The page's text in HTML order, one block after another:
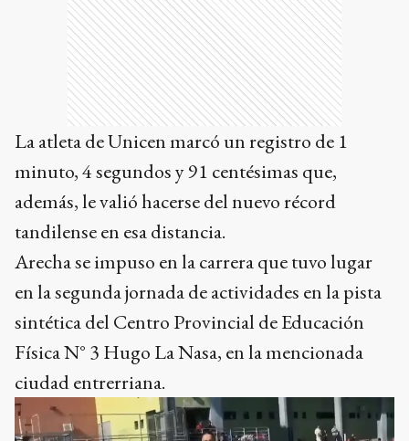
La atleta de Unicen marcó un registro de 1
minuto, 4 segundos y 91 centésimas que,
además, le valió hacerse del nuevo récord
tandilense en esa distancia.
Arecha se impuso en la carrera que tuvo lugar
en la segunda jornada de actividades en la pista
sintética del Centro Provincial de Educación
Física N° 3 Hugo La Nasa, en la mencionada
ciudad entrerriana.